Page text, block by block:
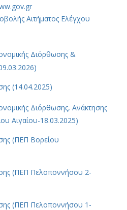
Αιτήματος Ελέγχου
Διόρθωσης &
(14.04.2025)
Διόρθωσης, Ανάκτησης
Αιγαίου-18.03.2025)
(ΠΕΠ Βορείου
(ΠΕΠ Πελοποννήσου 2-
(ΠΕΠ Πελοποννήσου 1-